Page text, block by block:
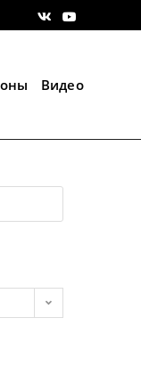
Видео